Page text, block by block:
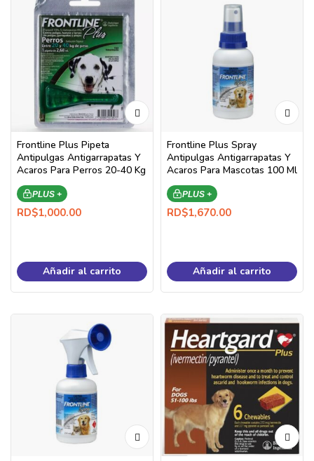
Frontline Plus Pipeta
Antipulgas Antigarrapatas Y
Acaros Para Perros 20-40 Kg
PLUS +
RD$1,000.00
Añadir al carrito
Frontline Plus Spray
Antipulgas Antigarrapatas Y
Acaros Para Mascotas 100 Ml
PLUS +
RD$1,670.00
Añadir al carrito